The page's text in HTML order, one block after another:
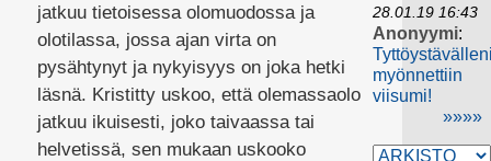
jatkuu tietoisessa olomuodossa ja
olotilassa, jossa ajan virta on
pysähtynyt ja nykyisyys on joka hetki
läsnä. Kristitty uskoo, että olemassaolo
jatkuu ikuisesti, joko taivaassa tai
helvetissä, sen mukaan uskooko
28.01.19 16:43
Anonyymi:
myönnettiin
viisumi!
»»»»